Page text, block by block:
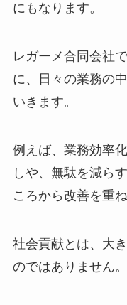
にもなります。
レガーメ合同会社
に、日々の業務の
いきます。
例えば、業務効率
しや、無駄を減ら
ころから改善を重
社会貢献とは、大
のではありません。